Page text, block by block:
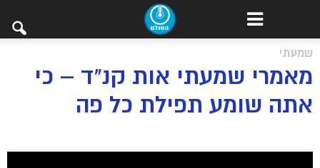
שמעתי
מאמרי שמעתי אות קנ”ד – כי
אתה שומע תפילת כל פה